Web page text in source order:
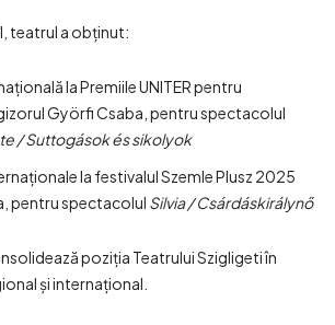
teatrul a obținut:
la Premiile UNITER pentru
Györfi Csaba, pentru spectacolul
/ Suttogások és sikolyok
la festivalul Szemle Plusz 2025
pentru spectacolul Silvia / Csárdáskirálynő
poziția Teatrului Szigligeti în
și internațional.